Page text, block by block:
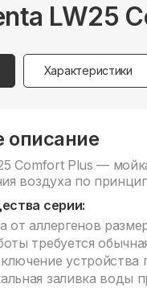
LW25
Характеристики
описание
Comfort Plus —
воздуха по
серии:
от аллергенов
требуется
заливка воды